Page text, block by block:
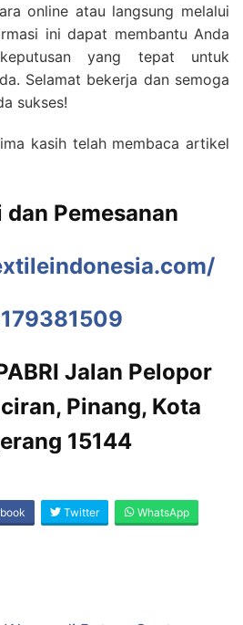
online atau langsung melalui
ini dapat membantu Anda
yang tepat untuk
Selamat bekerja dan semoga
sukses!
kasih telah membaca artikel
Pemesanan
Jalan Pelopor
Pinang, Kota
15144
Twitter WhatsApp